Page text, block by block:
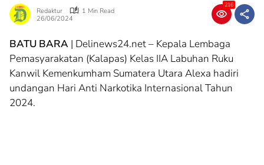
Redaktur
1 Min Read
26/06/2024
216
BATU BARA | Delinews24.net – Kepala Lembaga
Pemasyarakatan (Kalapas) Kelas IIA Labuhan Ruku
Kanwil Kemenkumham Sumatera Utara Alexa hadiri
undangan Hari Anti Narkotika Internasional Tahun
2024.